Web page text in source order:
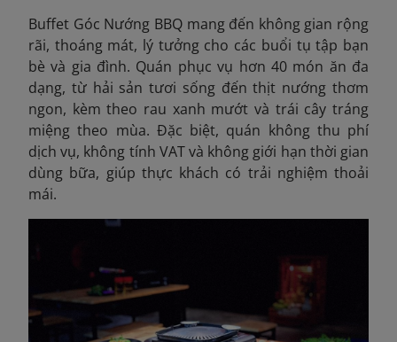
Buffet Góc Nướng BBQ mang đến không gian rộng
rãi, thoáng mát, lý tưởng cho các buổi tụ tập bạn
bè và gia đình. Quán phục vụ hơn 40 món ăn đa
dạng, từ hải sản tươi sống đến thịt nướng thơm
ngon, kèm theo rau xanh mướt và trái cây tráng
miệng theo mùa. Đặc biệt, quán không thu phí
dịch vụ, không tính VAT và không giới hạn thời gian
dùng bữa, giúp thực khách có trải nghiệm thoải
mái.